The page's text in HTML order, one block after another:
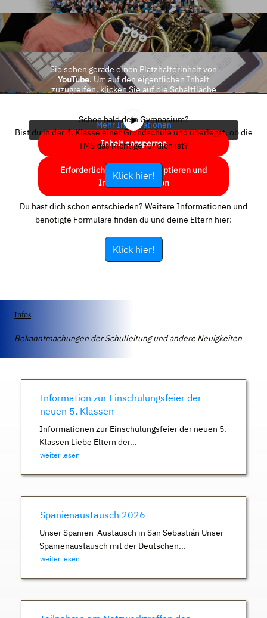
Sie sehen gerade einen Platzhalterinhalt von
YouTube. Um auf den eigentlichen Inhalt
zuzugreifen, klicken Sie auf die Schaltfläche
Mehr Informationen
Inhalt entsperren
Erforderlichen Service akzeptieren und
Inhalte entsperren
Schon bald dein Gymnasium?
Bist du in der 4. Klasse einer Grundschule und überlegst, ob die
TMS das Richtige für dich ist?
Klick hier!
Du hast dich schon entschieden? Weitere Informationen und
benötigte Formulare finden du und deine Eltern hier:
Klick hier!
Infos
Bekanntmachungen der Schulleitung und andere Neuigkeiten
Information zur Einschulungsfeier der
neuen 5. Klassen
Informationen zur Einschulungsfeier der neuen 5.
Klassen Liebe Eltern der...
weiter lesen
Spanienaustausch 2026
Unser Spanien-Austausch in San Sebastián Unser
Spanienaustausch mit der Deutschen...
weiter lesen